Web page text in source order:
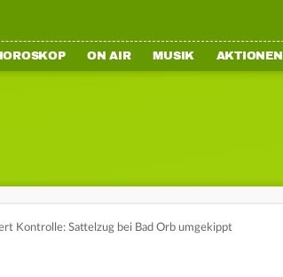
ON AIR MUSIK AKTIONEN
Kontrolle: Sattelzug bei Bad Orb umgekippt